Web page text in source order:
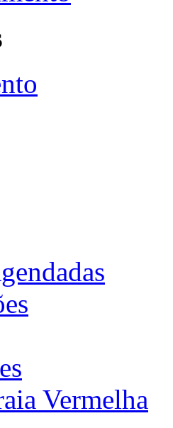
Vermelha